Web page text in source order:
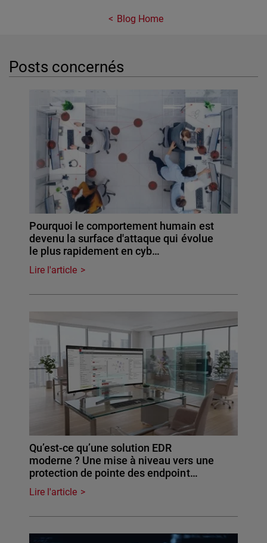
Blog Home
Posts concernés
Pourquoi le comportement humain est
devenu la surface d'attaque qui évolue
le plus rapidement en cyb…
Lire l'article
Qu’est-ce qu’une solution EDR
moderne ? Une mise à niveau vers une
protection de pointe des endpoint…
Lire l'article